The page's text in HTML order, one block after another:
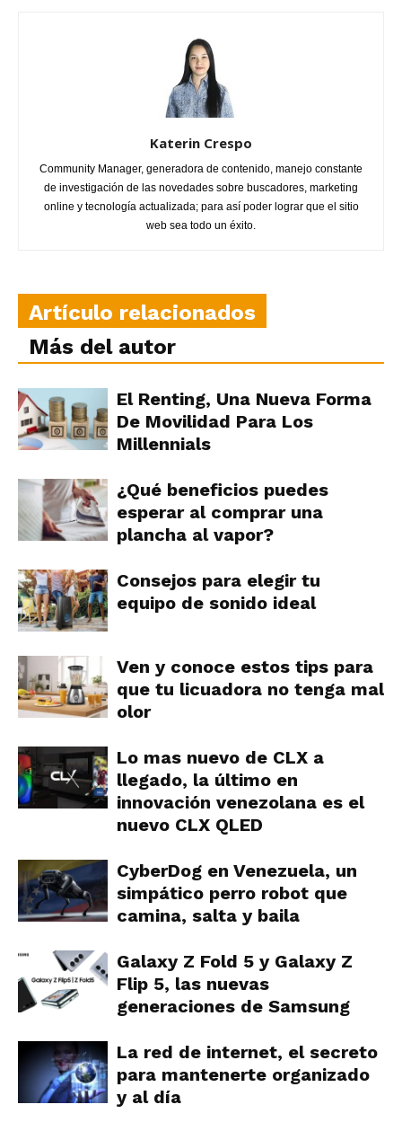
Katerin Crespo
Community Manager, generadora de contenido, manejo constante
de investigación de las novedades sobre buscadores, marketing
online y tecnología actualizada; para así poder lograr que el sitio
web sea todo un éxito.
Artículo relacionados
Más del autor
El Renting, Una Nueva Forma
De Movilidad Para Los
Millennials
¿Qué beneficios puedes
esperar al comprar una
plancha al vapor?
Consejos para elegir tu
equipo de sonido ideal
Ven y conoce estos tips para
que tu licuadora no tenga mal
olor
Lo mas nuevo de CLX a
llegado, la último en
innovación venezolana es el
nuevo CLX QLED
CyberDog en Venezuela, un
simpático perro robot que
camina, salta y baila
Galaxy Z Fold 5 y Galaxy Z
Flip 5, las nuevas
generaciones de Samsung
La red de internet, el secreto
para mantenerte organizado
y al día